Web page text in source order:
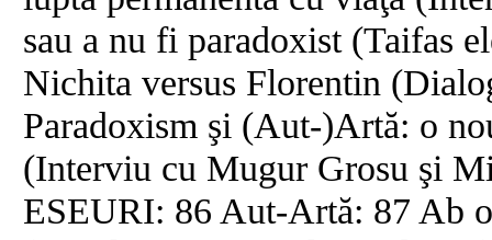
sau a nu fi paradoxist (Taifas
Nichita versus Florentin
Paradoxism şi (Aut-)Artă: o
(Interviu cu Mugur Grosu şi
ESEURI: 86 Aut-Artă: 87 Ab